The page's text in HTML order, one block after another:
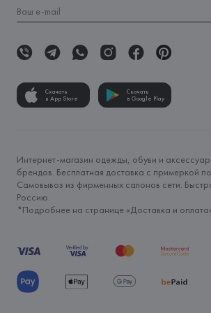
Скачать
в App Store
Скачать
в Google Play
Интернет-магазин одежды, обуви и
брендов. Бесплатная доставка с примеркой
Самовывоз из фирменных салонов сети.
Россию.
*Подробнее на странице «Доставка и оплата